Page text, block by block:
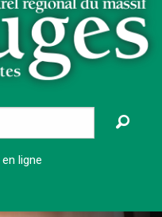
en ligne